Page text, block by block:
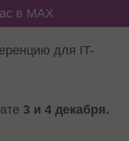
в MAX
для IT-
3 и 4 декабря.